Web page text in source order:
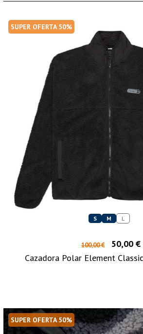
SUPER OFERTA 50%
S M L
100,00 €
50,00 €
Cazadora Polar Element
SUPER OFERTA 50%